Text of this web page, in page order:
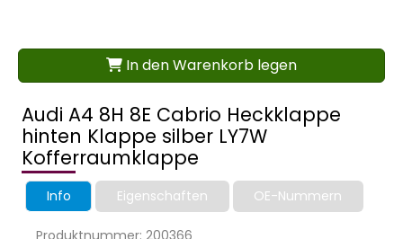
Audi A4 8H 8E Cabrio Heckklappe
hinten Klappe silber LY7W
Kofferraumklappe
Info Eigenschaften OE-Nummern
Produktnummer: 200366
In den Warenkorb legen